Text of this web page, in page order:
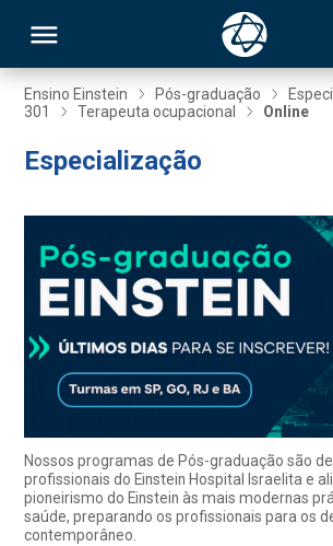
Ensino Einstein Pós-graduação
301
Terapeuta ocupacional Online
Especialização
Nossos programas de Pós-graduação são
profissionais do Einstein Hospital Israelita e
pioneirismo do Einstein às mais modernas
saúde, preparando os profissionais para os
contemporâneo.